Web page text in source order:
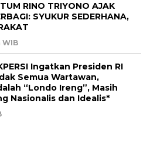
RINO TRIYONO AJAK
SYUKUR SEDERHANA,
WIB
Ingatkan Presiden RI
Semua Wartawan,
“Londo Ireng”, Masih
Nasionalis dan Idealis*